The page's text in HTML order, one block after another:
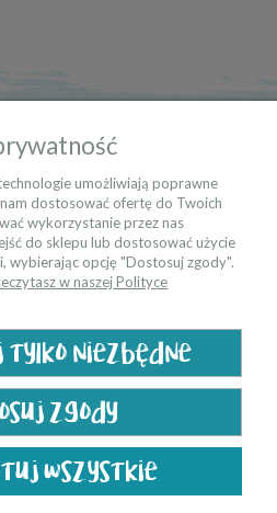
konto
bieżąco
wersję strony
umożliwiają poprawne
dostosować ofertę do Twoich
wykorzystanie przez nas
do sklepu lub dostosować użycie
wybierając opcję "Dostosuj zgody".
w naszej Polityce
niezbędne
zgody
wszystkie